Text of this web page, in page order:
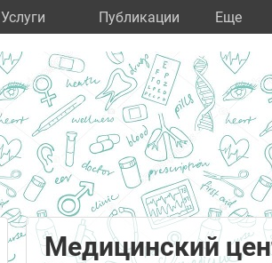
Услуги Публикации Eще
Медицинский